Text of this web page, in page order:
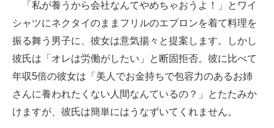
IT製品の技術・比較・事例
製造業のIT導入・活用を支援
モノづくり技術者専門サイト
エレクトロニクス専門サイト
「私が養うから会社なんてやめちゃおうよ！」とワイ
シャツにネクタイのままフリルのエプロンを着て料理を
振る舞う男子に、彼女は意気揚々と提案します。しかし
彼氏は「オレは労働がしたい」と断固拒否。彼に比べて
年収5倍の彼女は「美人でお金持ちで包容力のあるお姉
さんに養われたくない人間なんているの？」とたたみか
けますが、彼氏は簡単にはうなずいてくれません。